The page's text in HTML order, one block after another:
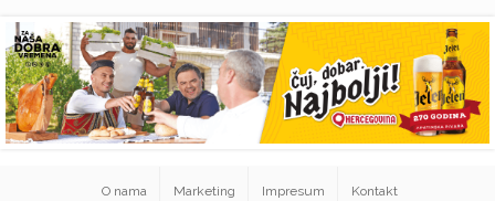
O nama Marketing Impresum Kontakt